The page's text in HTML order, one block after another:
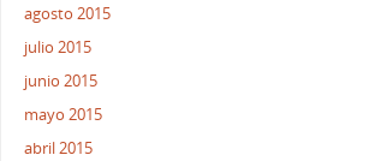
agosto 2015
julio 2015
junio 2015
mayo 2015
abril 2015